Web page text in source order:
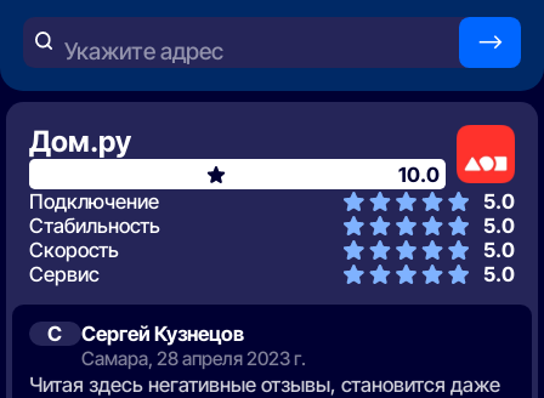
Укажите адрес —>
С Сергей Кузнецов
Самара, 28 апреля 2023 г.
Читая здесь негативные отзывы, становится даже
Дом.ру
10.0
Подключение
5.0
Стабильность
5.0
Скорость
5.0
Сервис
5.0